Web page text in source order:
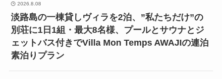
2026.8.08
淡路島の一棟貸しヴィラを2泊、”私たちだけ”の
別荘に1日1組・最大8名様、プールとサウナとジ
ェットバス付きでVilla Mon Temps AWAJIの連泊
素泊りプラン